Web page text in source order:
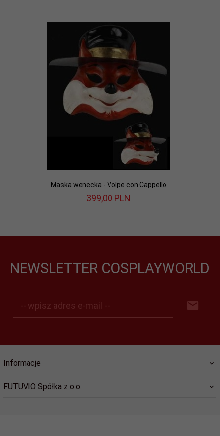
Maska wenecka - Volpe con Cappello
399,00 PLN
NEWSLETTER COSPLAYWORLD
-- wpisz adres e-mail --
Informacje
FUTUVIO Spółka z o.o.